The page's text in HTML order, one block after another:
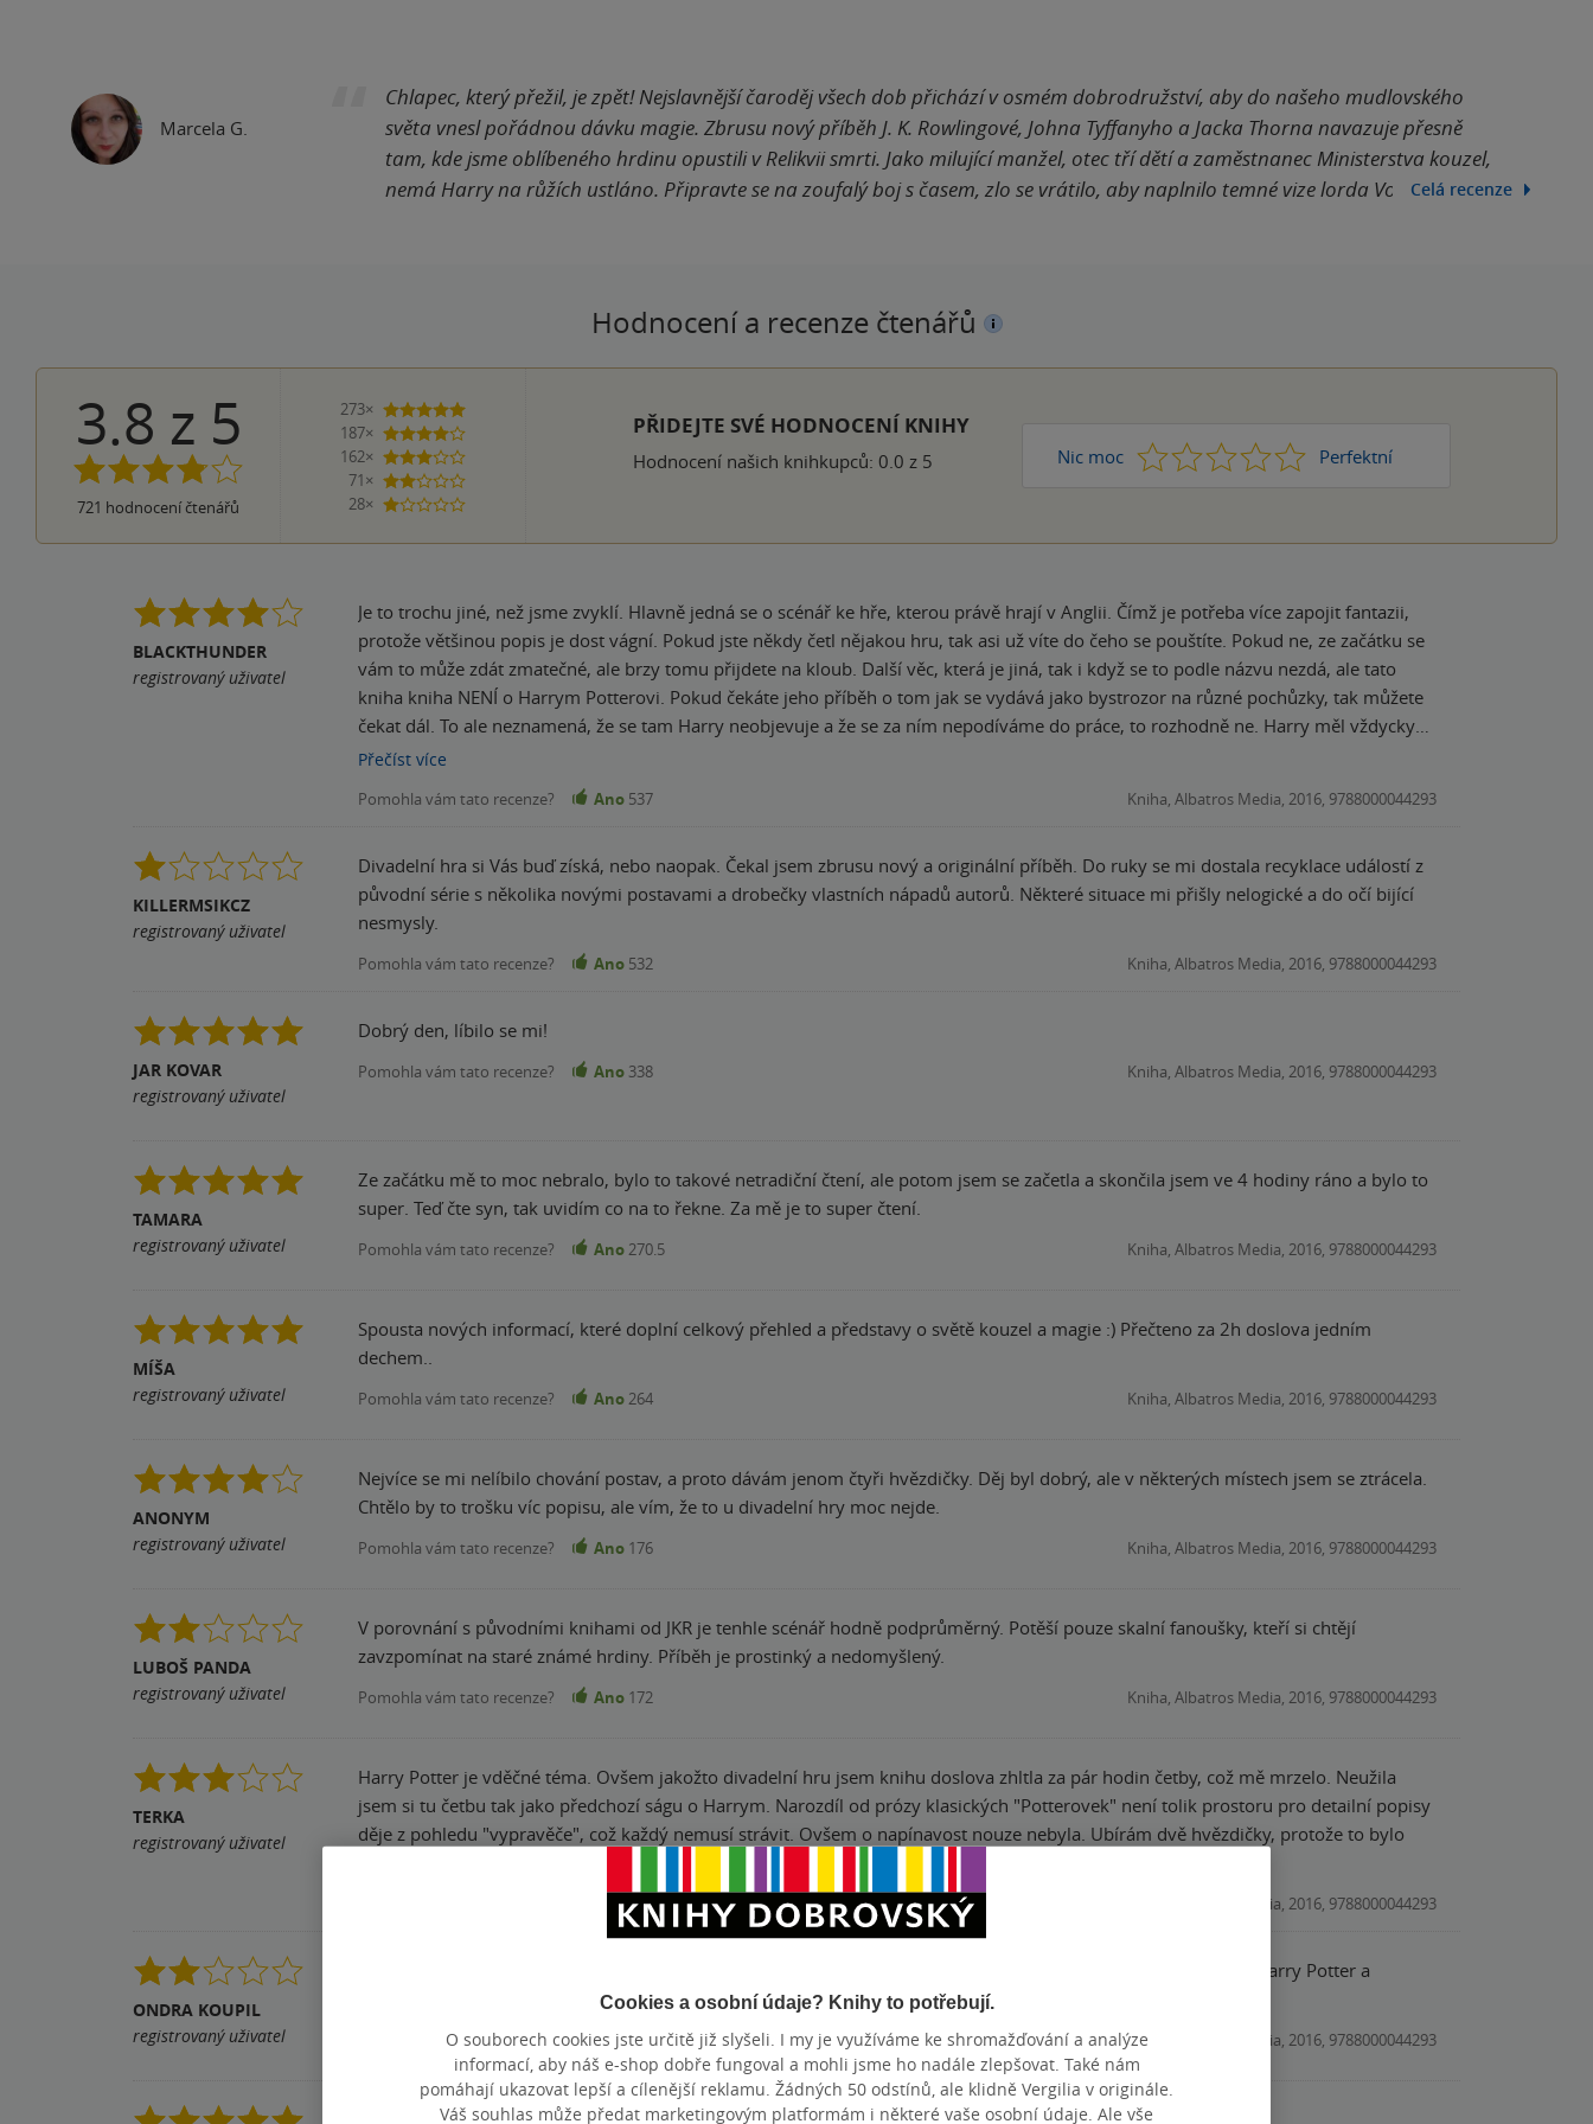
Marcela G.
Chlapec, který přežil, je zpět! Nejslavnější čaroděj všech dob přichází v osmém dobrodružství, aby do našeho mudlovského
světa vnesl pořádnou dávku magie. Zbrusu nový příběh J. K. Rowlingové, Johna Tyffanyho a Jacka Thorna navazuje přesně
tam, kde jsme oblíbeného hrdinu opustili v Relikvii smrti. Jako milující manžel, otec tří dětí a zaměstnanec Ministerstva kouzel,
nemá Harry na růžích ustláno. Připravte se na zoufalý boj s časem, zlo se vrátilo, aby naplnilo temné vize lorda Voldemorta.
Celá recenze
Hodnocení a recenze čtenářů
3.8 z 5
721 hodnocení čtenářů
273×
5 hvězdiček
187×
4 hvězdičky
162×
3 hvězdičky
71×
2 hvězdičky
28×
1 hvezdička
PŘIDEJTE SVÉ HODNOCENÍ KNIHY
Hodnocení našich knihkupců: 0.0 z 5 Nic moc 1 2 3 4 Perfektní
5
BLACKTHUNDER
registrovaný uživatel
Je to trochu jiné, než jsme zvyklí. Hlavně jedná se o scénář ke hře, kterou právě hrají v Anglii. Čímž je potřeba více zapojit fantazii,
protože většinou popis je dost vágní. Pokud jste někdy četl nějakou hru, tak asi už víte do čeho se pouštíte. Pokud ne, ze začátku se
vám to může zdát zmatečné, ale brzy tomu přijdete na kloub. Další věc, která je jiná, tak i když se to podle názvu nezdá, ale tato
kniha kniha NENÍ o Harrym Potterovi. Pokud čekáte jeho příběh o tom jak se vydává jako bystrozor na různé pochůzky, tak můžete
čekat dál. To ale neznamená, že se tam Harry neobjevuje a že se za ním nepodíváme do práce, to rozhodně ne. Harry měl vždycky
na kouzelnický svět velký dopad a tentokrát to není jinak. Ale tohle je příběh jeho syna Albuse Severuse Pottera. Poslední věc, která
je krasný příběh o přátelství a o prokletí žití s minulostí a odkazem, o který se nikdo neprosil. A postavení se čelem k strachu, když
Přečíst více
Pomohla vám tato recenze? Ano 537 Kniha, Albatros Media, 2016, 9788000044293
KILLERMSIKCZ
registrovaný uživatel
Divadelní hra si Vás buď získá, nebo naopak. Čekal jsem zbrusu nový a originální příběh. Do ruky se mi dostala recyklace událostí z
původní série s několika novými postavami a drobečky vlastních nápadů autorů. Některé situace mi přišly nelogické a do očí bijící
nesmysly.
Pomohla vám tato recenze? Ano 532 Kniha, Albatros Media, 2016, 9788000044293
JAR KOVAR
registrovaný uživatel
Dobrý den, líbilo se mi!
Pomohla vám tato recenze? Ano 338 Kniha, Albatros Media, 2016, 9788000044293
TAMARA
registrovaný uživatel
Ze začátku mě to moc nebralo, bylo to takové netradiční čtení, ale potom jsem se začetla a skončila jsem ve 4 hodiny ráno a bylo to
super. Teď čte syn, tak uvidím co na to řekne. Za mě je to super čtení.
Pomohla vám tato recenze? Ano270.5 Kniha, Albatros Media, 2016, 9788000044293
MÍŠA
registrovaný uživatel
Spousta nových informací, které doplní celkový přehled a představy o světě kouzel a magie :) Přečteno za 2h doslova jedním
dechem..
Pomohla vám tato recenze? Ano264 Kniha, Albatros Media, 2016, 9788000044293
ANONYM
registrovaný uživatel
Nejvíce se mi nelíbilo chování postav, a proto dávám jenom čtyři hvězdičky. Děj byl dobrý, ale v některých místech jsem se ztrácela.
Chtělo by to trošku víc popisu, ale vím, že to u divadelní hry moc nejde.
Pomohla vám tato recenze? Ano 176 Kniha, Albatros Media, 2016, 9788000044293
LUBOŠ PANDA
registrovaný uživatel
V porovnání s původními knihami od JKR je tenhle scénář hodně podprůměrný. Potěší pouze skalní fanoušky, kteří si chtějí
zavzpomínat na staré známé hrdiny. Příběh je prostinký a nedomyšlený.
Pomohla vám tato recenze? Ano 172 Kniha, Albatros Media, 2016, 9788000044293
TERKA
registrovaný uživatel
Harry Potter je vděčné téma. Ovšem jakožto divadelní hru jsem knihu doslova zhltla za pár hodin četby, což mě mrzelo. Neužila
jsem si tu četbu tak jako předchozí ságu o Harrym. Narozdíl od prózy klasických "Potterovek" není tolik prostoru pro detailní popisy
děje z pohledu "vypravěče", což každý nemusí strávit. Ovšem o napínavost nouze nebyla. Ubírám dvě hvězdičky, protože to bylo
Ano162 Kniha, Albatros Media, 2016, 9788000044293
ONDRA KOUPIL
registrovaný uživatel
Překombinované, chaotické, bez atmosféry. Jako divadlo asi zajímavé, jako kniha to prostě není ono. To raději Harry Potter a
Pomohla vám tato recenze? Ano149 Kniha, Albatros Media, 2016, 9788000044293
Cookies a osobní údaje? Knihy to potřebují.
O souborech cookies jste určitě již slyšeli. I my je využíváme ke shromažďování a analýze
informací, aby náš e-shop dobře fungoval a mohli jsme ho nadále zlepšovat. Také nám
pomáhají ukazovat lepší a cílenější reklamu. Žádných 50 odstínů, ale klidně Vergilia v originále.
Váš souhlas může předat marketingovým platformám i některé vaše osobní údaje. Ale vše